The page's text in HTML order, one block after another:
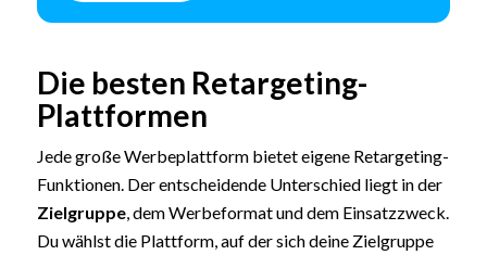
Die besten Retargeting-
Plattformen
Jede große Werbeplattform bietet eigene Retargeting-
Funktionen. Der entscheidende Unterschied liegt in der
Zielgruppe, dem Werbeformat und dem Einsatzzweck.
Du wählst die Plattform, auf der sich deine Zielgruppe